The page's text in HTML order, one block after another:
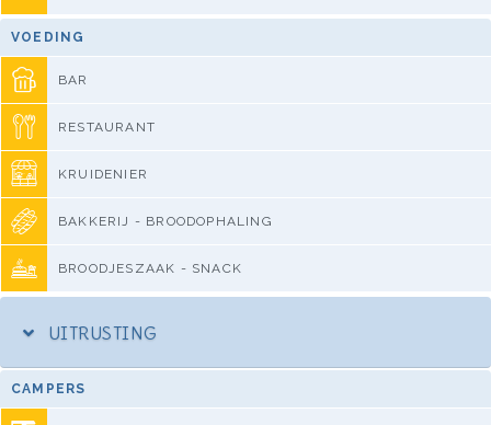
VOEDING
BAR
RESTAURANT
KRUIDENIER
BAKKERIJ - BROODOPHALING
BROODJESZAAK - SNACK
UITRUSTING
CAMPERS